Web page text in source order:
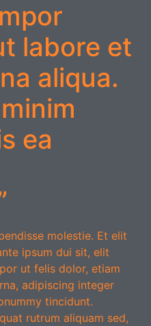
labore et
aliqua.
ea
molestie. Et elit
ipsum dui sit, elit
ut felis dolor, etiam
adipiscing integer
tincidunt.
rutrum aliquam sed,